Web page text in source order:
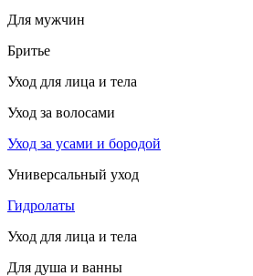
Для мужчин
Бритье
Уход для лица и тела
Уход за волосами
Уход за усами и бородой
Универсальный уход
Гидролаты
Уход для лица и тела
Для душа и ванны